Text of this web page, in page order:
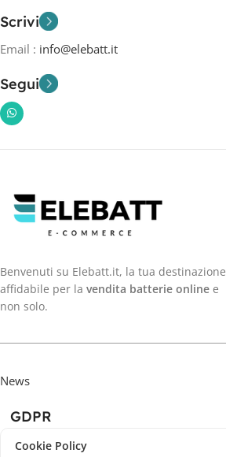
Scrivi
Email : info@elebatt.it
Segui
Benvenuti su Elebatt.it, la tua destinazione
affidabile per la vendita batterie online e
non solo.
News
GDPR
Cookie Policy